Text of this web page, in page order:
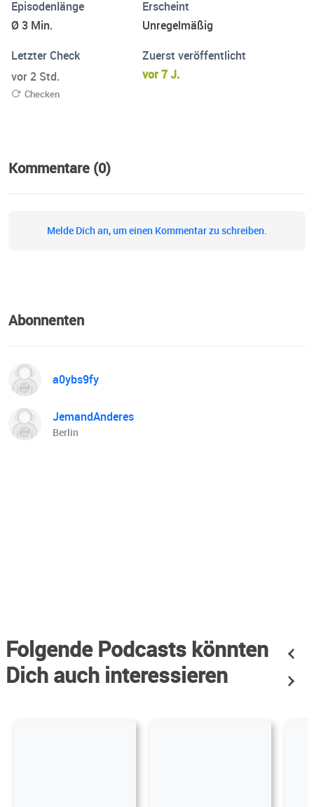
Episodenlänge
Ø 3 Min.
Erscheint
Unregelmäßig
Letzter Check
vor 2 Std.
Checken
Zuerst veröffentlicht
vor 7 J.
Kommentare (0)
Melde Dich an, um einen Kommentar zu schreiben.
Abonnenten
a0ybs9fy
JemandAnderes
Berlin
Folgende Podcasts könnten
Dich auch interessieren